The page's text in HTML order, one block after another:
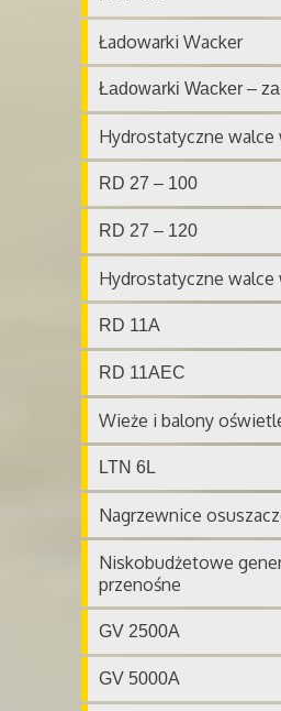
Ładowarki Wacker
Ładowarki Wacker –
Hydrostatyczne walce
RD 27 – 100
RD 27 – 120
Hydrostatyczne walce
RD 11A
RD 11AEC
Wieże i balony
LTN 6L
Nagrzewnice
Niskobudżetowe
przenośne
GV 2500A
GV 5000A